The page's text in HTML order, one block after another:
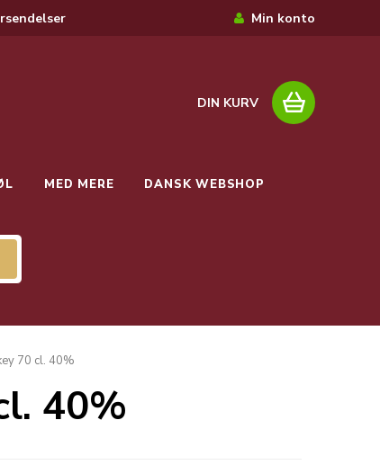
Min konto
DIN KURV
MED MERE DANSK WEBSHOP
70 cl. 40%
40%